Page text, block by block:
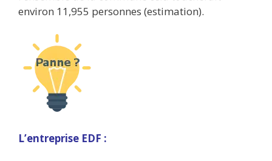
environ 11,955 personnes (estimation).
L’entreprise EDF :